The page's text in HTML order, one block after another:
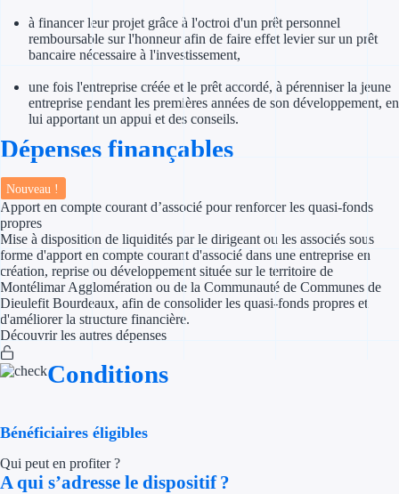
Prêt
Prêt
Garantie
Par financeur
Aides par
à financer leur projet grâce à l'octroi d'un prêt personnel
remboursable sur l'honneur afin de faire effet levier sur un prêt
bancaire nécessaire à l'investissement,
une fois l'entreprise créée et le prêt accordé, à pérenniser la jeune
entreprise pendant les premières années de son développement, en
lui apportant un appui et des conseils.
Dépenses finançables
Nouveau !
Apport en compte courant d’associé pour renforcer les quasi-fonds
propres
Mise à disposition de liquidités par le dirigeant ou les associés sous
forme d'apport en compte courant d'associé dans une entreprise en
création, reprise ou développement située sur le territoire de
Montélimar Agglomération ou de la Communauté de Communes de
Dieulefit Bourdeaux, afin de consolider les quasi-fonds propres et
d'améliorer la structure financière.
Découvrir les autres dépenses
Conditions
Bénéficiaires éligibles
Qui peut en profiter ?
A qui s’adresse le dispositif ?